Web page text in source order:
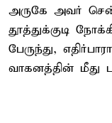
அருகே அவர்
தூத்துக்குடி
பேருந்து,
வாகனத்தின் மீது